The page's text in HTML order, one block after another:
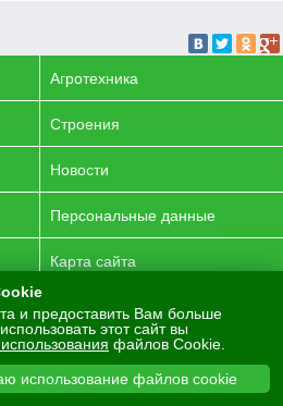
Агротехника
Строения
Новости
Персональные данные
Карта сайта
Все права защищены.
PurpleLabs
на сайте информация носит
и не является публичной офертой.
и предоставить Вам больше
этот сайт вы
файлов Cookie.
использование файлов cookie